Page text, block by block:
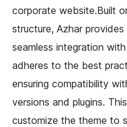
corporate website.Built
structure, Azhar
seamless integration
adheres to the best
ensuring compatibility
versions and plugins.
customize the theme to